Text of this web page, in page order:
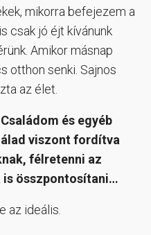
mikorra befejezem a
csak jó éjt kívánunk
Amikor másnap
otthon senki. Sajnos
az élet.
és egyéb
viszont fordítva
félretenni az
is összpontosítani…
az ideális.